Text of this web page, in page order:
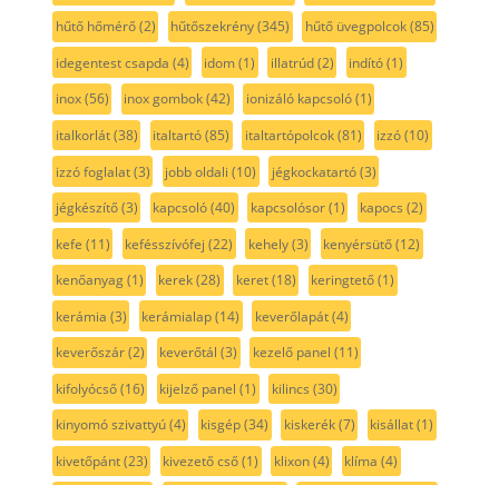
hűtő hőmérő(2) hűtőszekrény(345) hűtő üvegpolcok(85)
idegentest csapda (4) idom(1) illatrúd(2) indító(1)
inox(56) inox gombok(42) ionizáló kapcsoló(1)
italkorlát(38) italtartó(85) italtartópolcok(81) izzó(10)
izzó foglalat(3) jobb oldali (10) jégkockatartó(3)
jégkészítő(3) kapcsoló(40) kapcsolósor(1) kapocs (2)
kefe (11) kefésszívófej (22) kehely(3) kenyérsütő(12)
kenőanyag(1) kerek(28) keret(18) keringtető(1)
kerámia (3) kerámialap(14) keverőlapát(4)
keverőszár(2) keverőtál (3) kezelő panel (11)
kifolyócső(16) kijelző panel (1) kilincs (30)
kinyomó szivattyú(4) kisgép(34) kiskerék(7) kisállat(1)
kivetőpánt(23) kivezető cső(1) klixon(4) klíma (4)